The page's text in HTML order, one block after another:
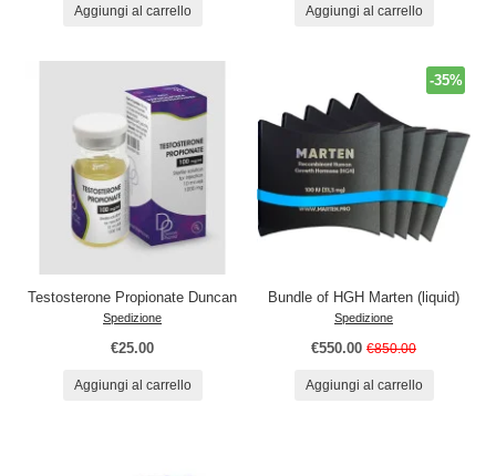
Aggiungi al carrello Aggiungi al carrello
Testosterone Propionate Duncan
Spedizione
€25.00
Aggiungi al carrello
Bundle of HGH Marten (liquid)
Spedizione
€550.00 €850.00
-35%
Aggiungi al carrello